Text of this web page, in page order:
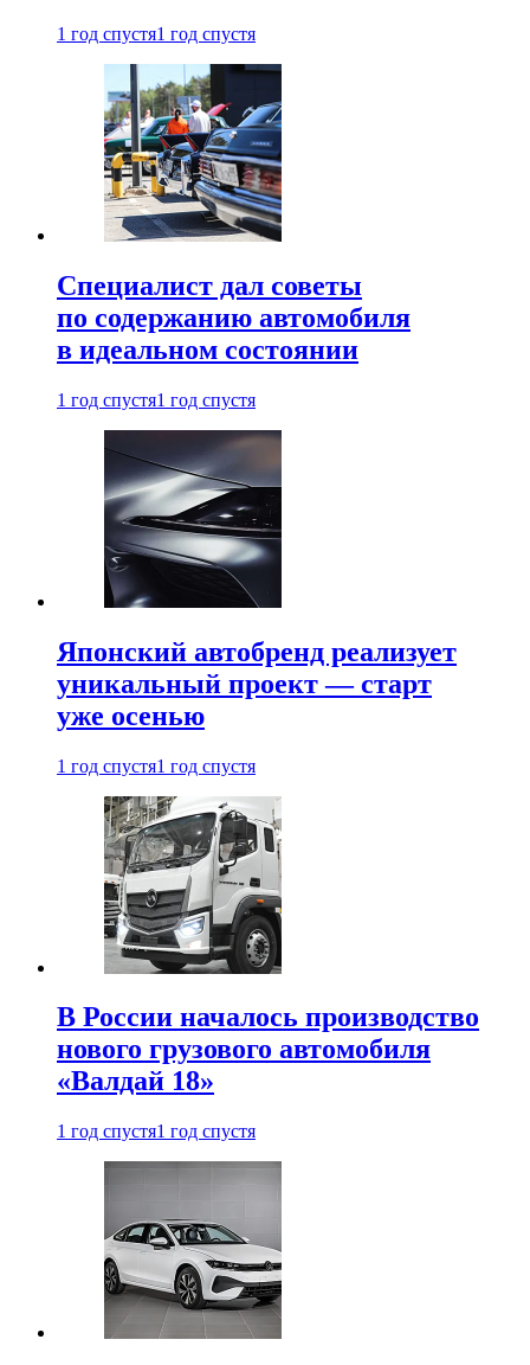
1 год спустя1 год спустя
Специалист дал советы
по содержанию автомобиля
в идеальном состоянии
1 год спустя1 год спустя
Японский автобренд реализует
уникальный проект — старт
уже осенью
1 год спустя1 год спустя
В России началось производство
нового грузового автомобиля
«Валдай 18»
1 год спустя1 год спустя